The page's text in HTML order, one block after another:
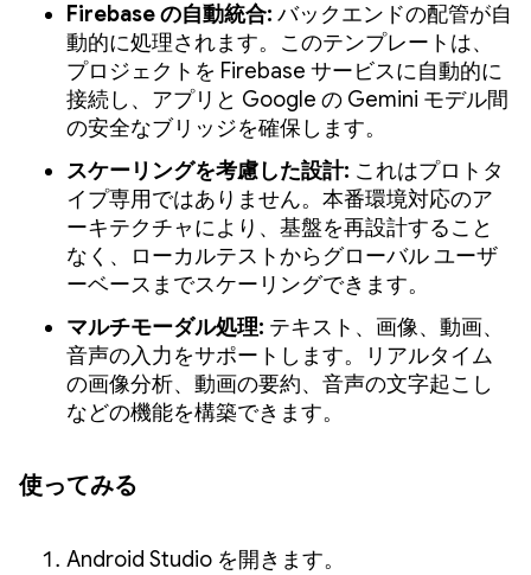
Firebase の自動統合: バックエンドの配管が自
動的に処理されます。このテンプレートは、
プロジェクトを Firebase サービスに自動的に
接続し、アプリと Google の Gemini モデル間
の安全なブリッジを確保します。
スケーリングを考慮した設計: これはプロトタ
イプ専用ではありません。本番環境対応のア
ーキテクチャにより、基盤を再設計すること
なく、ローカルテストからグローバル ユーザ
ーベースまでスケーリングできます。
マルチモーダル処理: テキスト、画像、動画、
音声の入力をサポートします。リアルタイム
の画像分析、動画の要約、音声の文字起こし
などの機能を構築できます。
使ってみる
Android Studio を開きます。